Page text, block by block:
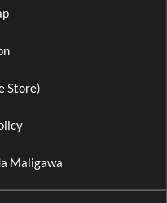
Store)
Maligawa